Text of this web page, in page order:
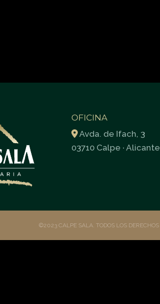
OFICINA
Avda. de Ifach, 3
03710 Calpe · Alicante
©2023 CALPE SALA. TODOS LOS DERECHOS